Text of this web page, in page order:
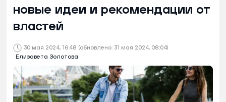
30 мая 2024, 16:48 (обновлено: 31 мая 2024, 08:04)
Елизавета Золотова
новые идеи и рекомендации от
властей